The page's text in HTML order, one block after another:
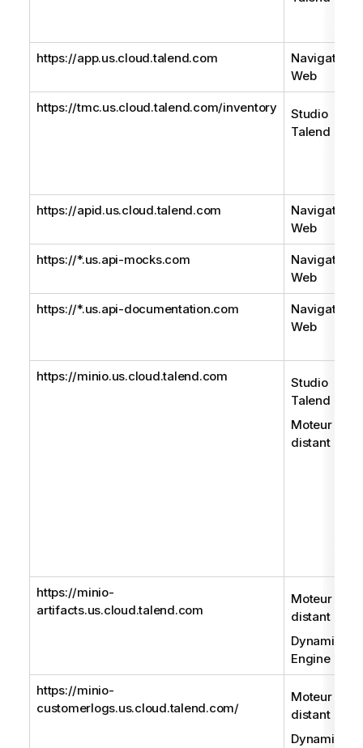
https://app.us.cloud.talend.com
Navigateur
Web
https://tmc.us.cloud.talend.com/inventory
Studio
Talend
https://apid.us.cloud.talend.com
Navigateur
Web
https://*.us.api-mocks.com
Navigateur
Web
https://*.us.api-documentation.com
Navigateur
Web
https://minio.us.cloud.talend.com
Studio
Talend
Moteur
distant
https://minio-
artifacts.us.cloud.talend.com
Moteur
distant
Dynamic
Engine
https://minio-
customerlogs.us.cloud.talend.com/
Moteur
distant
Dynamic